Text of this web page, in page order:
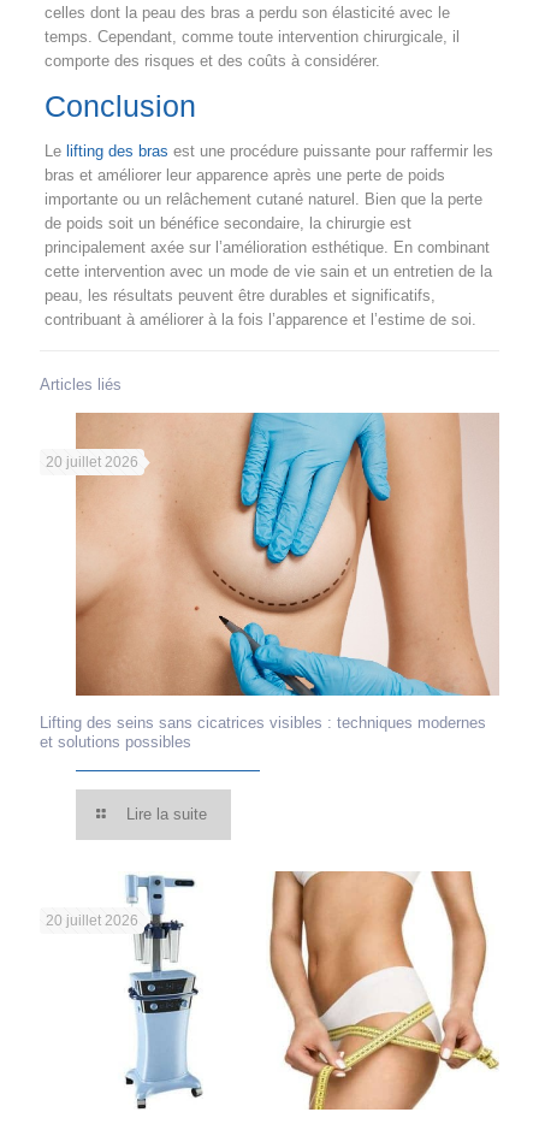
celles dont la peau des bras a perdu son élasticité avec le
temps. Cependant, comme toute intervention chirurgicale, il
comporte des risques et des coûts à considérer.
Conclusion
Le lifting des bras est une procédure puissante pour raffermir les
bras et améliorer leur apparence après une perte de poids
importante ou un relâchement cutané naturel. Bien que la perte
de poids soit un bénéfice secondaire, la chirurgie est
principalement axée sur l’amélioration esthétique. En combinant
cette intervention avec un mode de vie sain et un entretien de la
peau, les résultats peuvent être durables et significatifs,
contribuant à améliorer à la fois l’apparence et l’estime de soi.
Articles liés
20 juillet 2026
Lifting des seins sans cicatrices visibles : techniques modernes
et solutions possibles
Lire la suite
20 juillet 2026